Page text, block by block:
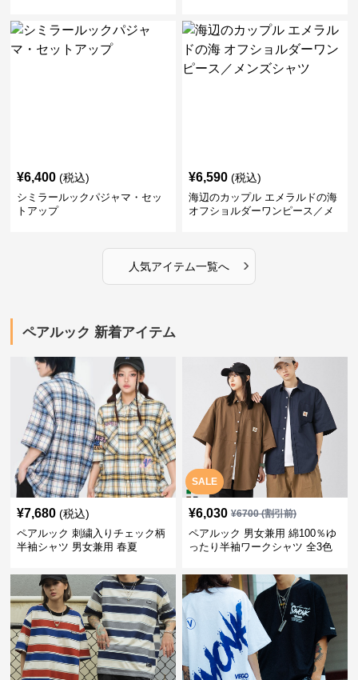
¥6,400 (税込)
シミラールックパジャマ・セッ
トアップ
¥6,590 (税込)
海辺のカップル エメラルドの海
オフショルダーワンピース／メ
人気アイテム一覧へ ›
ペアルック 新着アイテム
¥7,680 (税込)
ペアルック 刺繍入りチェック柄
半袖シャツ 男女兼用 春夏
SALE
¥6,030 ¥6700(割引前)
ペアルック 男女兼用 綿100％ゆ
ったり半袖ワークシャツ 全3色